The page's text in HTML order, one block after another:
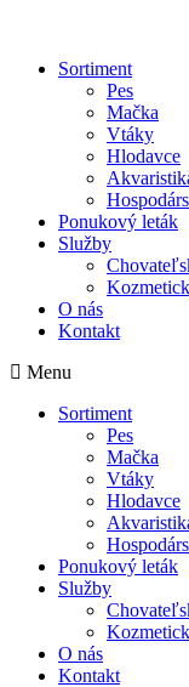
Sortiment
Pes
Mačka
Vtáky
Hlodavce
Ponukový leták
Služby
O nás
Kontakt
Menu
Sortiment
Pes
Mačka
Vtáky
Hlodavce
Ponukový leták
Služby
O nás
Kontakt